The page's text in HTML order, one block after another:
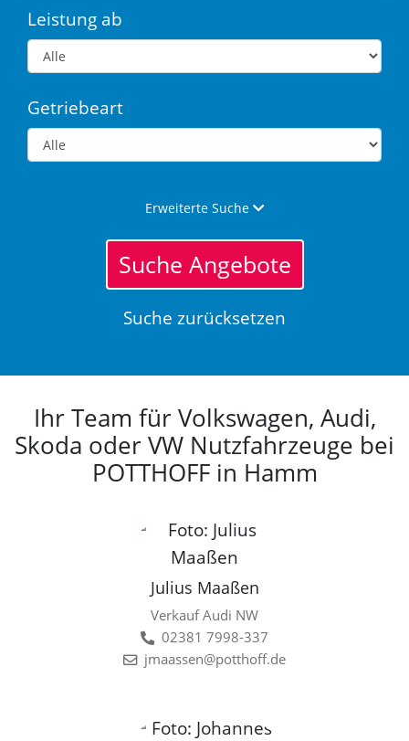
Leistung ab
Getriebeart
Erweiterte Suche
Suche Angebote
Suche zurücksetzen
Ihr Team für Volkswagen, Audi,
Skoda oder VW Nutzfahrzeuge bei
POTTHOFF in Hamm
Julius Maaßen
Verkauf Audi NW
02381 7998-337
jmaassen@potthoff.de